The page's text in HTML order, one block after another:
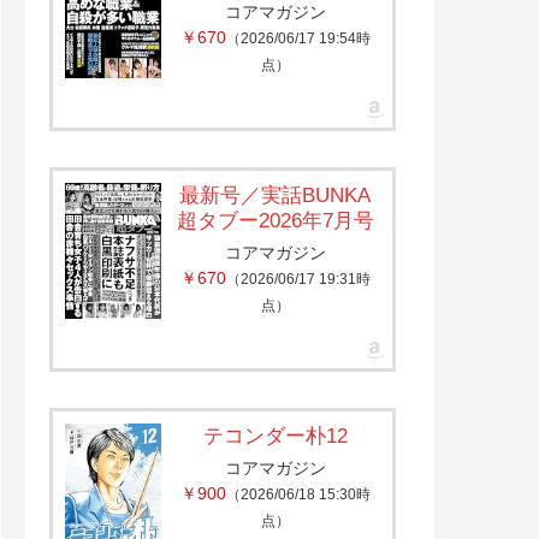
コアマガジン
￥670（2026/06/17 19:54時
点）
最新号／実話BUNKA
超タブー2026年7月号
コアマガジン
￥670（2026/06/17 19:31時
点）
テコンダー朴12
コアマガジン
￥900（2026/06/18 15:30時
点）